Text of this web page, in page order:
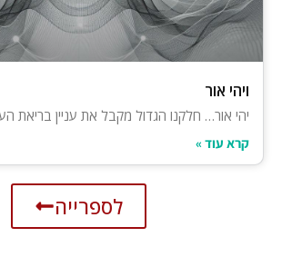
ויהי אור
יהי אור… חלקנו הגדול מקבל את עניין בריאת
קרא עוד »
לספרייה